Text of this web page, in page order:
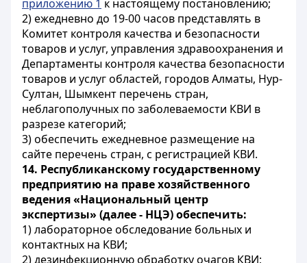
приложению 1 к настоящему постановлению;
2) ежедневно до 19-00 часов представлять в
Комитет контроля качества и безопасности
товаров и услуг, управления здравоохранения и
Департаменты контроля качества безопасности
товаров и услуг областей, городов Алматы, Нур-
Султан, Шымкент перечень стран,
неблагополучных по заболеваемости КВИ в
разрезе категорий;
3) обеспечить ежедневное размещение на
сайте перечень стран, с регистрацией КВИ.
14. Республиканскому государственному
предприятию на праве хозяйственного
ведения «Национальный центр
экспертизы» (далее - НЦЭ) обеспечить:
1) лабораторное обследование больных и
контактных на КВИ;
2) дезинфекционную обработку очагов КВИ;